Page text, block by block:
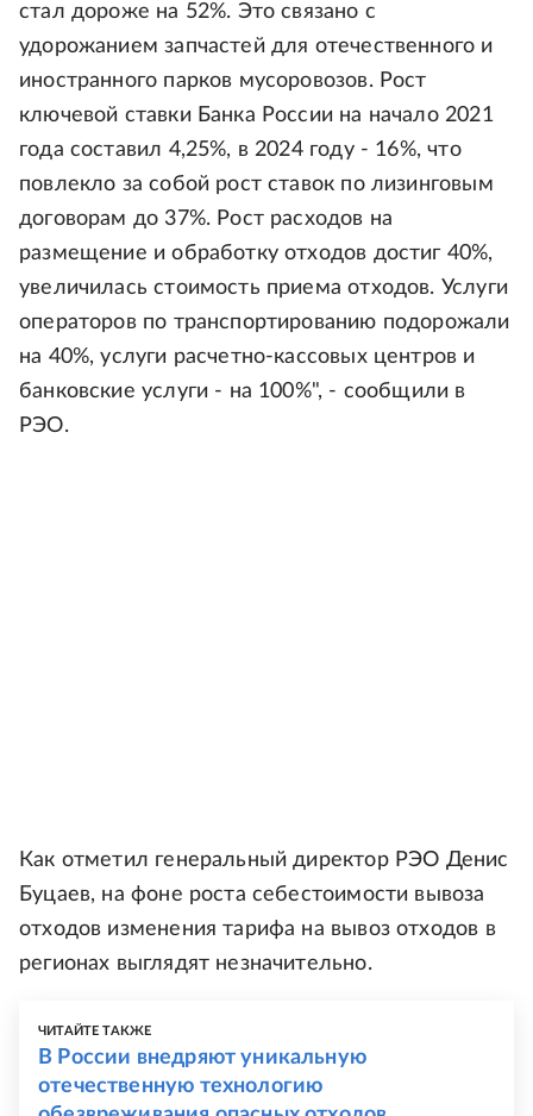
стал дороже на 52%. Это связано с
удорожанием запчастей для отечественного и
иностранного парков мусоровозов. Рост
ключевой ставки Банка России на начало 2021
года составил 4,25%, в 2024 году - 16%, что
повлекло за собой рост ставок по лизинговым
договорам до 37%. Рост расходов на
размещение и обработку отходов достиг 40%,
увеличилась стоимость приема отходов. Услуги
операторов по транспортированию подорожали
на 40%, услуги расчетно-кассовых центров и
банковские услуги - на 100%", - сообщили в
РЭО.
Как отметил генеральный директор РЭО Денис
Буцаев, на фоне роста себестоимости вывоза
отходов изменения тарифа на вывоз отходов в
регионах выглядят незначительно.
ЧИТАЙТЕ ТАКЖЕ
В России внедряют уникальную
отечественную технологию